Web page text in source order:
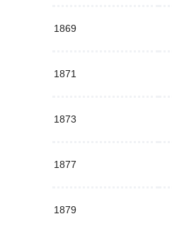
1869
1871
1873
1877
1879